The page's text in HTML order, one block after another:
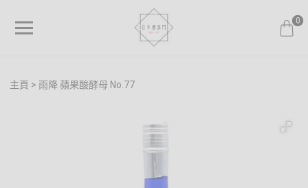
0
主頁 雨降 蘋果酸酵母 No.77